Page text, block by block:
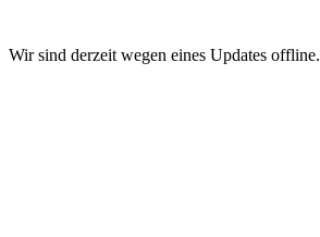
Wir sind derzeit wegen eines Updates offline.